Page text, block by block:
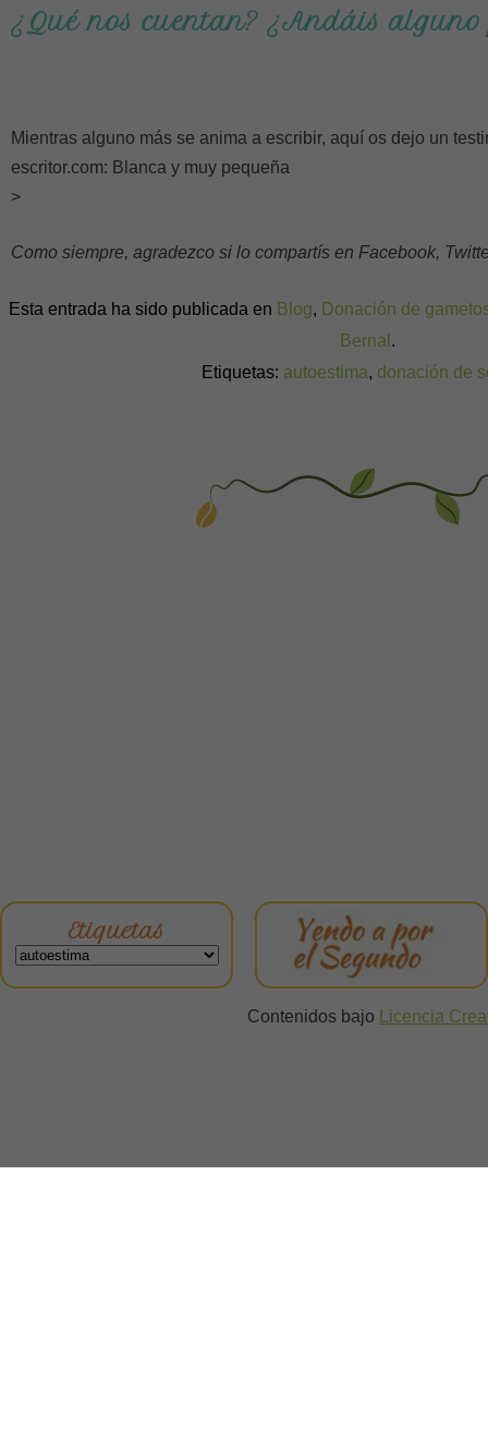
¿Qué nos cuentan? ¿Andáis
Mientras alguno más se anima a escribir, aquí os dejo un
escritor.com: Blanca y muy pequeña
>
Como siempre, agradezco si lo compartís en Facebook,
Esta entrada ha sido publicada en Blog, Donación de
Bernal .
Etiquetas: autoestima, donación de
Etiquetas
Contenidos bajo Licencia